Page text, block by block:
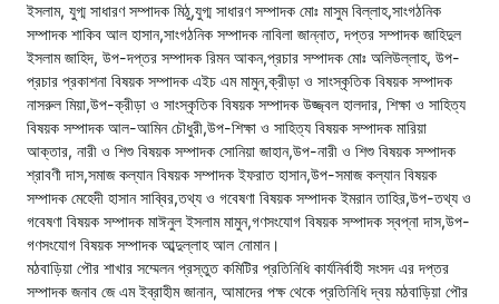
ইসলাম, যুগ্ম সাধারণ সম্পাদক মিঠু,যুগ্ম সাধারণ সম্পাদক মোঃ মাসুম বিল্লাহ,সাংগঠনিক
সম্পাদক শাকিব আল হাসান,সাংগঠনিক সম্পাদক নাবিলা জান্নাত, দপ্তর সম্পাদক জাহিদুল
ইসলাম জাহিদ, উপ-দপ্তর সম্পাদক রিমন আকন,প্রচার সম্পাদক মোঃ অলিউল্লাহ, উপ-
প্রচার প্রকাশনা বিষয়ক সম্পাদক এইচ এম মামুন,ক্রীড়া ও সাংস্কৃতিক বিষয়ক সম্পাদক
নাসরুল মিয়া,উপ-ক্রীড়া ও সাংস্কৃতিক বিষয়ক সম্পাদক উজ্জ্বল হালদার, শিক্ষা ও সাহিত্য
বিষয়ক সম্পাদক আল-আমিন চৌধুরী,উপ-শিক্ষা ও সাহিত্য বিষয়ক সম্পাদক মারিয়া
আক্তার, নারী ও শিশু বিষয়ক সম্পাদক সোনিয়া জাহান,উপ-নারী ও শিশু বিষয়ক সম্পাদক
শ্রাবণী দাস,সমাজ কল্যান বিষয়ক সম্পাদক ইফরাত হাসান,উপ-সমাজ কল্যান বিষয়ক
সম্পাদক মেহেদী হাসান সাব্বির,তথ্য ও গবেষণা বিষয়ক সম্পাদক ইমরান তাহির,উপ-তথ্য ও
গবেষণা বিষয়ক সম্পাদক মাঈনুল ইসলাম মামুন,গণসংযোগ বিষয়ক সম্পাদক স্বপ্না দাস,উপ-
গণসংযোগ বিষয়ক সম্পাদক আব্দুল্লাহ আল নোমান।
মঠবাড়িয়া পৌর শাখার সম্মেলন প্রস্তুত কমিটির প্রতিনিধি কার্যনির্বাহী সংসদ এর দপ্তর
সম্পাদক জনাব জে এম ইব্রাহীম জানান, আমাদের পক্ষ থেকে প্রতিনিধি দ্বয় মঠবাড়িয়া পৌর